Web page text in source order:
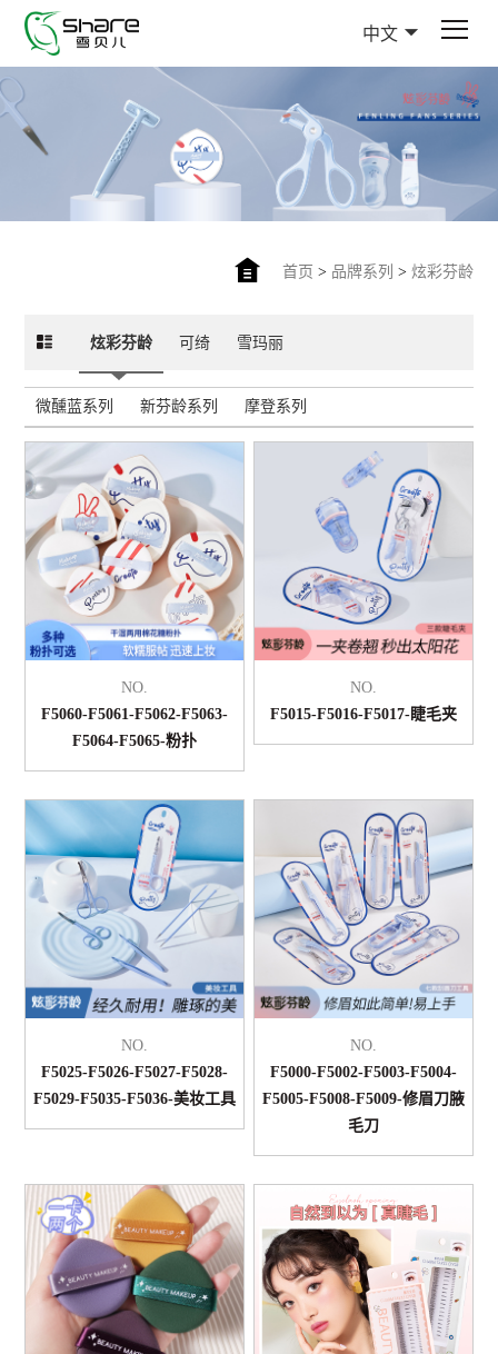
中文
首页 > 品牌系列 > 炫彩芬龄
炫彩芬龄 可绮 雪玛丽
微醺蓝系列 新芬龄系列 摩登系列
NO.
F5060-F5061-F5062-F5063-
F5064-F5065-粉扑
NO.
F5015-F5016-F5017-睫毛夹
NO.
F5025-F5026-F5027-F5028-
F5029-F5035-F5036-美妆工具
NO.
F5000-F5002-F5003-F5004-
F5005-F5008-F5009-修眉刀腋
毛刀